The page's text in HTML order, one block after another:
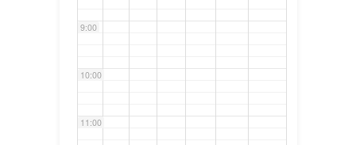
9:00
10:00
11:00